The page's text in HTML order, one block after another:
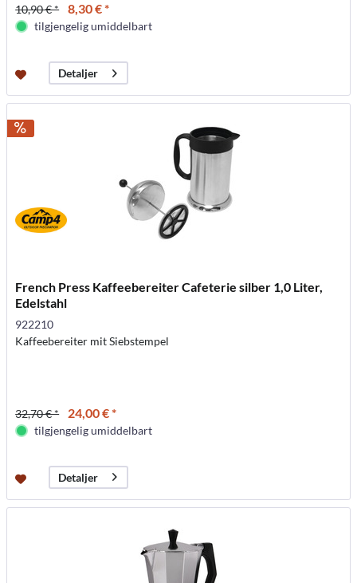
10,90 € * 8,30 € *
tilgjengelig umiddelbart
Detaljer
French Press Kaffeebereiter Cafeterie silber 1,0 Liter,
Edelstahl
922210
Kaffeebereiter mit Siebstempel
32,70 € * 24,00 € *
tilgjengelig umiddelbart
Detaljer